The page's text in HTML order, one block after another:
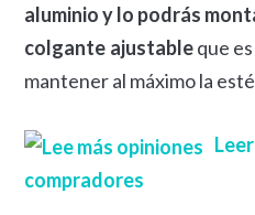
aluminio y lo podrás
colgante ajustableque
mantener al máximo la
compradores